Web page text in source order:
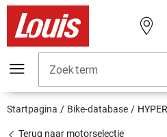
Zoekterm
Startpagina Bike-database
Terug naar motorselectie